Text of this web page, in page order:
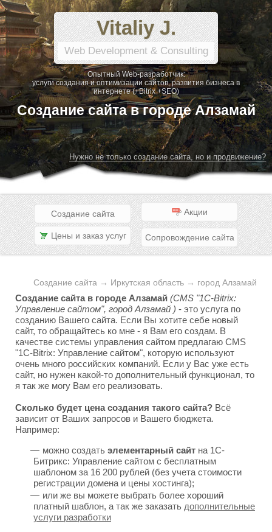
Vitaliy J.
Web Development & Consulting
Опытный Web-разработчик:
услуги создания и оптимизации сайтов, развития бизнеса в
интернете (+Bitrix +SEO)
Создание сайта в городе Алзамай
Нужно не только создание сайта, но и продвижение?
Создание сайта Акции
Цены и заказ услуг Сопровождение сайта
Создание сайта → Иркутская область → город Алзамай
Создание сайта в городе Алзамай (CMS "1C-Bitrix:
Управление сайтом", город Алзамай ) - это услуга по
созданию Вашего сайта. Если Вы хотите себе новый
сайт, то обращайтесь ко мне - я Вам его создам. В
качестве системы управления сайтом предлагаю CMS
"1C-Bitrix: Управление сайтом", которую используют
очень много российских компаний. Если у Вас уже есть
сайт, но нужен какой-то дополнительный функционал, то
я так же могу Вам его реализовать.
Сколько будет цена создания такого сайта? Всё
зависит от Ваших запросов и Вашего бюджета.
Например:
можно создать элементарный сайт на 1С-
Битрикс: Управление сайтом с бесплатным
шаблоном за 16 200 рублей (без учета стоимости
регистрации домена и цены хостинга);
или же вы можете выбрать более хороший
платный шаблон, а так же заказать дополнительные
услуги разработки